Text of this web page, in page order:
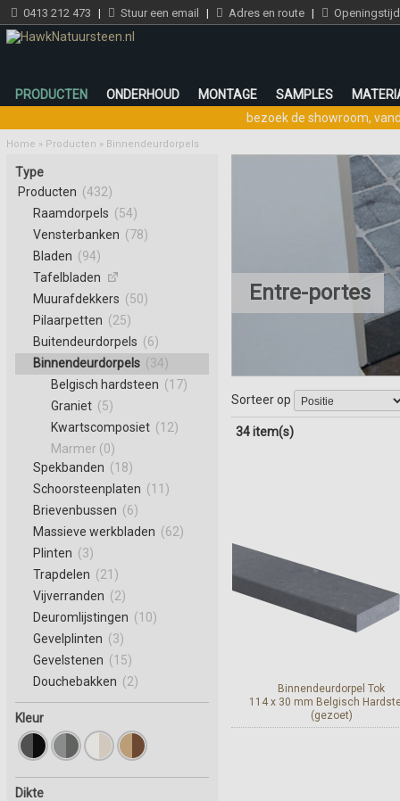
0413 212 473 | Stuur een email | Adres en route |
PRODUCTEN ONDERHOUD MONTAGE SAMPLES
bezoek de showroom,
Home » Producten » Binnendeurdorpels
Entre-portes
Sorteer op
34 item(s)
Binnendeurdorpel Tok
114 x 30 mm Belgisch
(gezoet)
Type
Producten (432)
Raamdorpels (54)
Vensterbanken (78)
Bladen (94)
Tafelbladen
Muurafdekkers (50)
Pilaarpetten (25)
Buitendeurdorpels (6)
Binnendeurdorpels (34)
Belgisch hardsteen (17)
Graniet (5)
Kwartscomposiet (12)
Marmer (0)
Spekbanden (18)
Schoorsteenplaten (11)
Brievenbussen (6)
Massieve werkbladen (62)
Plinten (3)
Trapdelen (21)
Vijverranden (2)
Deuromlijstingen (10)
Gevelplinten (3)
Gevelstenen (15)
Douchebakken (2)
Kleur
Dikte